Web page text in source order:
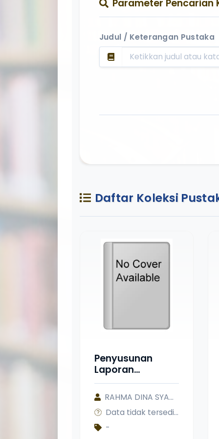
Parameter Pencarian
Judul / Keterangan Pustaka
Daftar Koleksi
Penyusunan
Laporan
Keuangan UMKM
Pink Laundry
Sungai Tarab
Berdasarkan
Standar
RAHMA DINA SYAHFITRI
Data tidak tersedia
-